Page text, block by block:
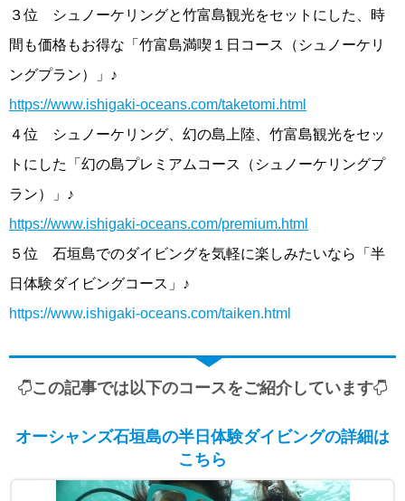
３位 シュノーケリングと竹富島観光をセットにした、時
間も価格もお得な「竹富島満喫１日コース（シュノーケリ
ングプラン）」♪
https://www.ishigaki-oceans.com/taketomi.html
４位 シュノーケリング、幻の島上陸、竹富島観光をセッ
トにした「幻の島プレミアムコース（シュノーケリングプ
ラン）」♪
https://www.ishigaki-oceans.com/premium.html
５位 石垣島でのダイビングを気軽に楽しみたいなら「半
日体験ダイビングコース」♪
https://www.ishigaki-oceans.com/taiken.html
この記事では以下のコースをご紹介しています
オーシャンズ石垣島の半日体験ダイビングの詳細は
こちら